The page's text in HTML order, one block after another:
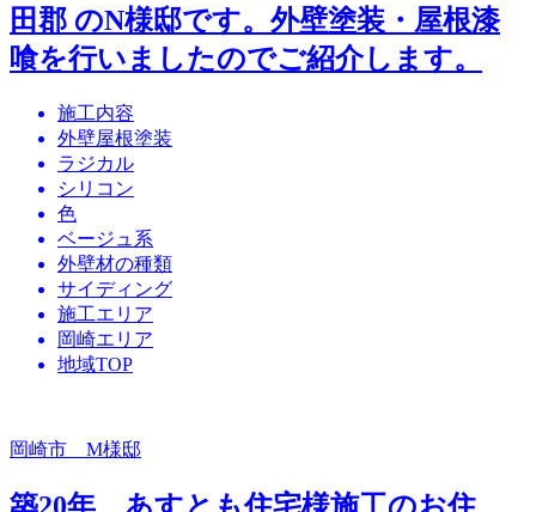
田郡 のN様邸です。外壁塗装・屋根漆
喰を行いましたのでご紹介します。
施工内容
外壁屋根塗装
ラジカル
シリコン
色
ベージュ系
外壁材の種類
サイディング
施工エリア
岡崎エリア
地域TOP
岡崎市 M様邸